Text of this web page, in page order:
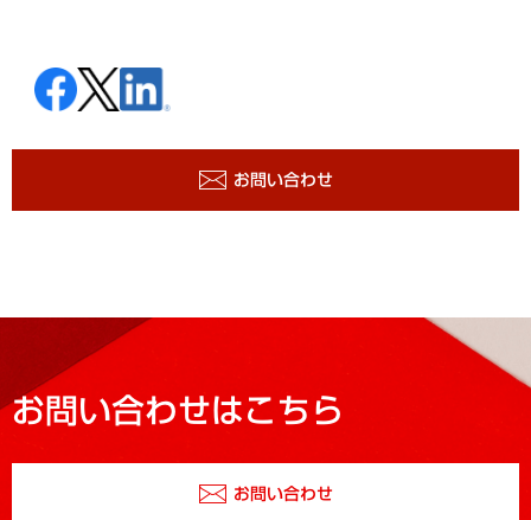
お問い合わせ
お問い合わせはこちら
お問い合わせ